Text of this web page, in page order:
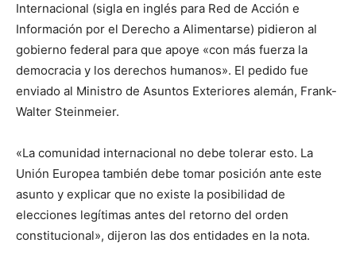
Internacional (sigla en inglés para Red de Acción e
Información por el Derecho a Alimentarse) pidieron al
gobierno federal para que apoye «con más fuerza la
democracia y los derechos humanos». El pedido fue
enviado al Ministro de Asuntos Exteriores alemán, Frank-
Walter Steinmeier.
«La comunidad internacional no debe tolerar esto. La
Unión Europea también debe tomar posición ante este
asunto y explicar que no existe la posibilidad de
elecciones legítimas antes del retorno del orden
constitucional», dijeron las dos entidades en la nota.